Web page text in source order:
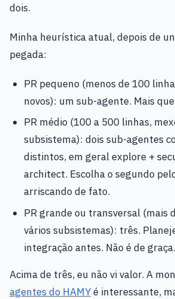
dois.
Minha heurística atual, depois de
pegada:
PR pequeno (menos de 100
novos): um sub-agente. Mais
PR médio (100 a 500 linhas,
subsistema): dois sub-agentes
distintos, em geral explore +
architect. Escolha o segundo
arriscando de fato.
PR grande ou transversal (mais
vários subsistemas): três.
integração antes. Não é de graça.
Acima de três, eu não vi valor. A
agentes do HAMYé interessante,